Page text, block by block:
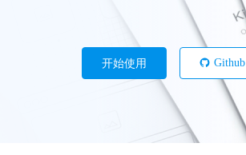
开始使用 Github